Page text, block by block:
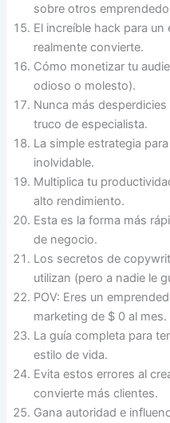
sobre otros
El increíble hack para
realmente convierte.
Cómo monetizar tu
odioso o molesto).
Nunca más
truco de especialista.
La simple estrategia
inolvidable.
Multiplica tu
alto rendimiento.
Esta es la forma más
de negocio.
Los secretos de
utilizan (pero a nadie le
POV: Eres un
marketing de $ 0 al mes.
La guía completa para
estilo de vida.
Evita estos errores al
convierte más clientes.
Gana autoridad e